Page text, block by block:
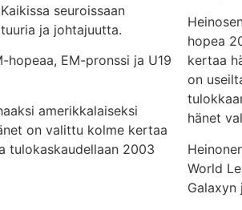
seuroissaan
ja johtajuutta.
hopeaa, EM-pronssi ja U19
amerikkalaiseksi
on valittu kolme kertaa
tulokaskaudellaan 2003
hopea
kertaa
on
hänet
World
Galaxyn